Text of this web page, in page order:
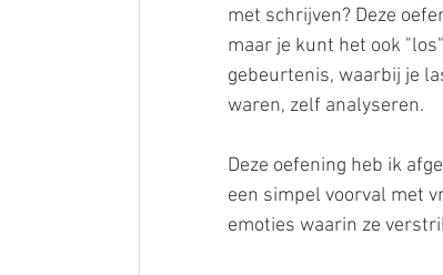
met schrijven? Deze
maar je kunt het ook
gebeurtenis, waarbij je
waren, zelf analyseren.
Deze oefening heb ik
een simpel voorval met
emoties waarin ze